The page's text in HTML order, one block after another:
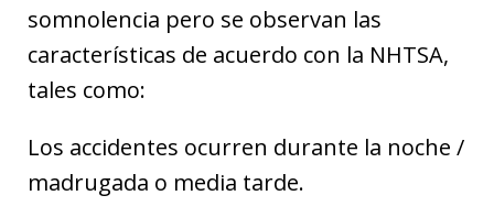
somnolencia pero se observan las
características de acuerdo con la NHTSA,
tales como:
Los accidentes ocurren durante la noche /
madrugada o media tarde.